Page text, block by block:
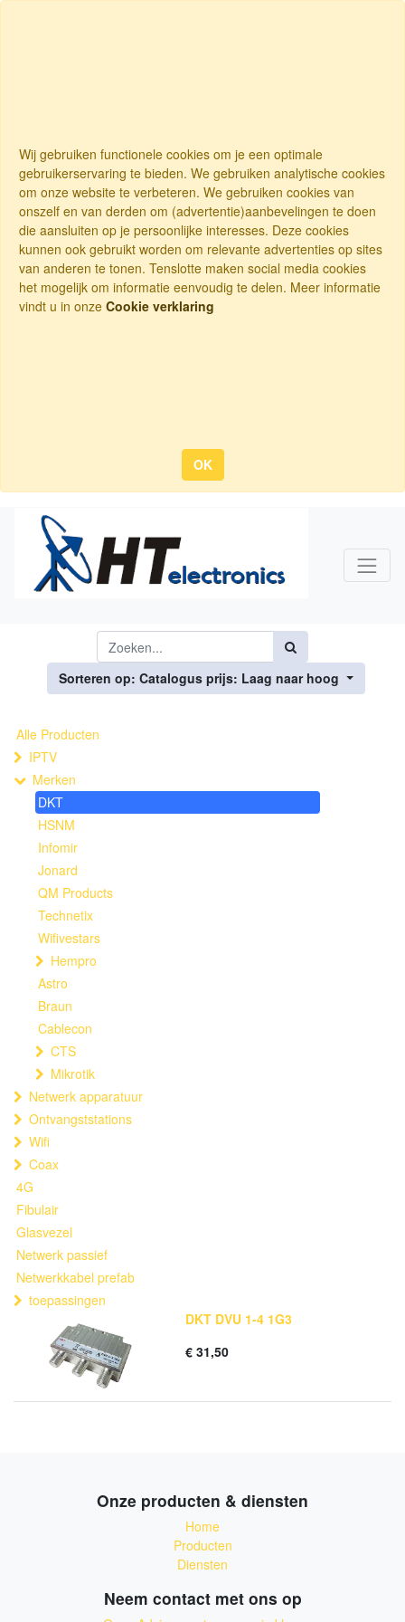
Wij gebruiken functionele cookies om je een optimale
gebruikerservaring te bieden. We gebruiken analytische cookies
om onze website te verbeteren. We gebruiken cookies van
onszelf en van derden om (advertentie)aanbevelingen te doen
die aansluiten op je persoonlijke interesses. Deze cookies
kunnen ook gebruikt worden om relevante advertenties op sites
van anderen te tonen. Tenslotte maken social media cookies
het mogelijk om informatie eenvoudig te delen. Meer informatie
vindt u in onze Cookie verklaring
OK
Sorteren op: Catalogus prijs: Laag naar hoog
Alle Producten
IPTV
Merken
DKT
HSNM
Infomir
Jonard
QM Products
Technetix
Wifivestars
Hempro
Astro
Braun
Cablecon
CTS
Mikrotik
Netwerk apparatuur
Ontvangststations
Wifi
Coax
4G
Fibulair
Glasvezel
Netwerk passief
Netwerkkabel prefab
toepassingen
DKT DVU 1-4 1G3
€ 31,50
Onze producten & diensten
Home
Producten
Diensten
Neem contact met ons op